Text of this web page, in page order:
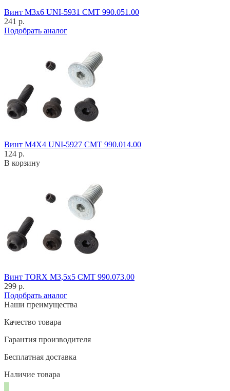
Винт M3x6 UNI-5931 CMT 990.051.00
241 р.
Подобрать аналог
Винт M4X4 UNI-5927 CMT 990.014.00
124 р.
В корзину
Винт TORX M3,5x5 CMT 990.073.00
299 р.
Подобрать аналог
Наши преимущества
Качество товара
Гарантия производителя
Бесплатная доставка
Наличие товара